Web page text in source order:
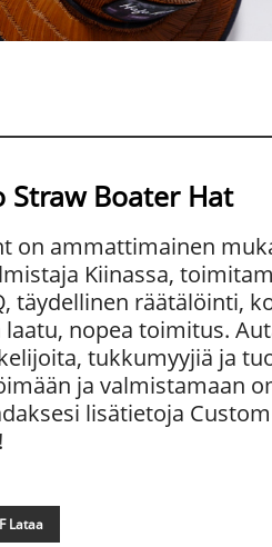
Straw Boater Hat
on ammattimainen
Kiinassa,
täydellinen räätälöinti,
nopea toimitus.
tukkumyyjiä ja
ja valmistamaan
lisätietoja
Lataa